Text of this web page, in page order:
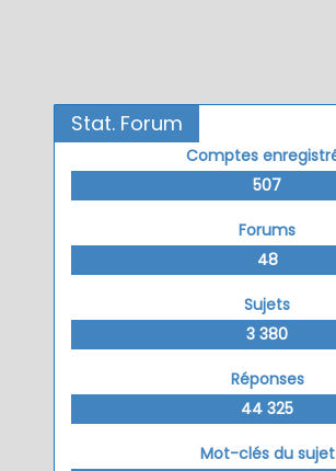
Stat. Forum
Comptes
507
Forums
48
Sujets
3 380
Réponses
44 325
Mot-clés du sujet